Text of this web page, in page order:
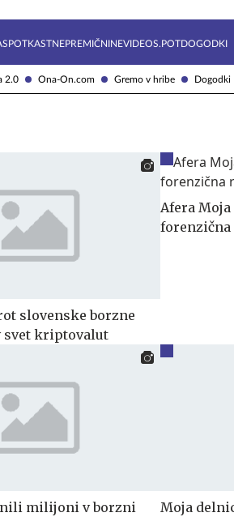
2.0 Ona-On.com Gremo v hribe Dogodki
SPOTKASTNEPREMIČNINEVIDEOS.POTDOGODKI
slovenske borzne
svet kriptovalut
Afera
forenzična
milijoni v borzni
Moja